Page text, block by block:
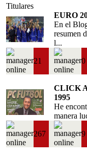
Titulares
EURO
En el
resumen
l...
21 0
CLICK
1995
He
manera
267 9